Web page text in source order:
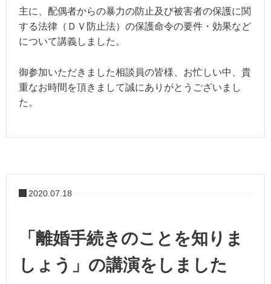
主に、配偶者からの暴力の防止及び被害者の保護に関
する法律（ ＤＶ 防止法）の保護命令の要件・効果など
について講義しました。
御参加いただきました相談員の皆様、お忙しい中、貴
重なお時間を頂きまして誠にありがとうございまし
た。
2020.07.18
「離婚手続きのことを知りま
しょう」の講演をしました